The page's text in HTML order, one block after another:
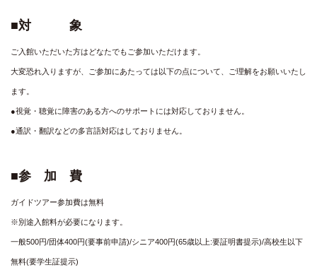
■対 象
ご入館いただいた方はどなたでもご参加いただけます。
大変恐れ入りますが、ご参加にあたっては以下の点について、ご理解をお願いいたし
ます。
●視覚・聴覚に障害のある方へのサポートには対応しておりません。
●通訳・翻訳などの多言語対応はしておりません。
■参 加 費
ガイドツアー参加費は無料
※別途入館料が必要になります。
一般500円/団体400円(要事前申請)/シニア400円(65歳以上:要証明書提示)/高校生以下
無料(要学生証提示)